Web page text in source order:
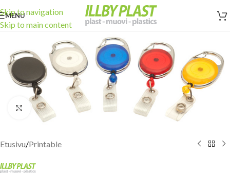
Skip to navigation
Skip to main content
MENU
Click to enlarge
Etusivu/Printable